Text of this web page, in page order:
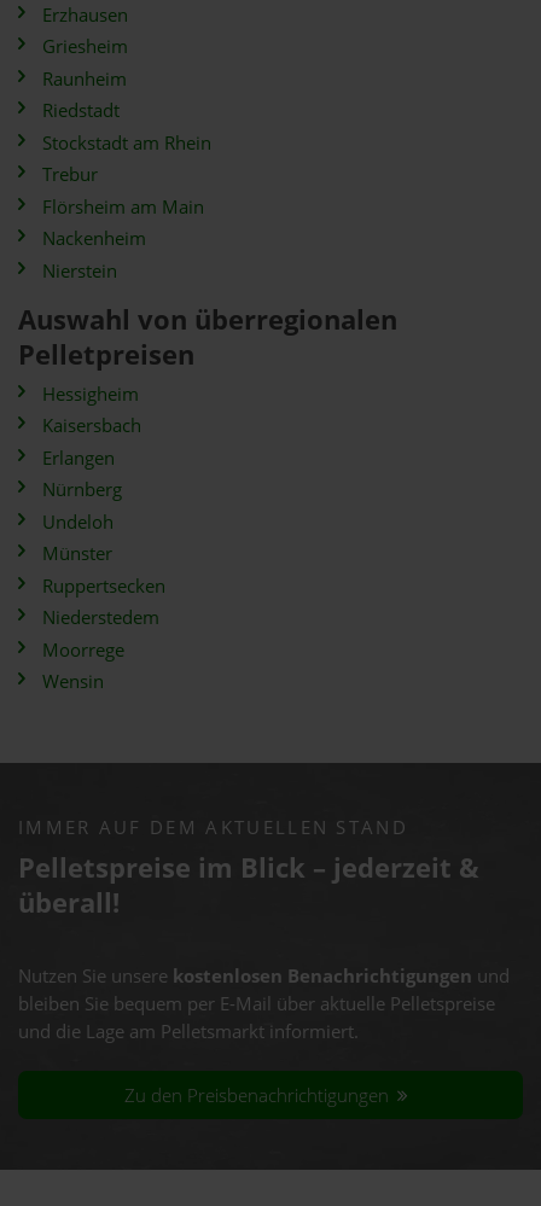
Erzhausen
Griesheim
Raunheim
Riedstadt
Stockstadt am Rhein
Trebur
Flörsheim am Main
Nackenheim
Nierstein
Auswahl von überregionalen
Pelletpreisen
Hessigheim
Kaisersbach
Erlangen
Nürnberg
Undeloh
Münster
Ruppertsecken
Niederstedem
Moorrege
Wensin
IMMER AUF DEM AKTUELLEN STAND
Pelletspreise im Blick – jederzeit &
überall!
Nutzen Sie unsere kostenlosen Benachrichtigungen und
bleiben Sie bequem per E-Mail über aktuelle Pelletspreise
und die Lage am Pelletsmarkt informiert.
Zu den Preisbenachrichtigungen